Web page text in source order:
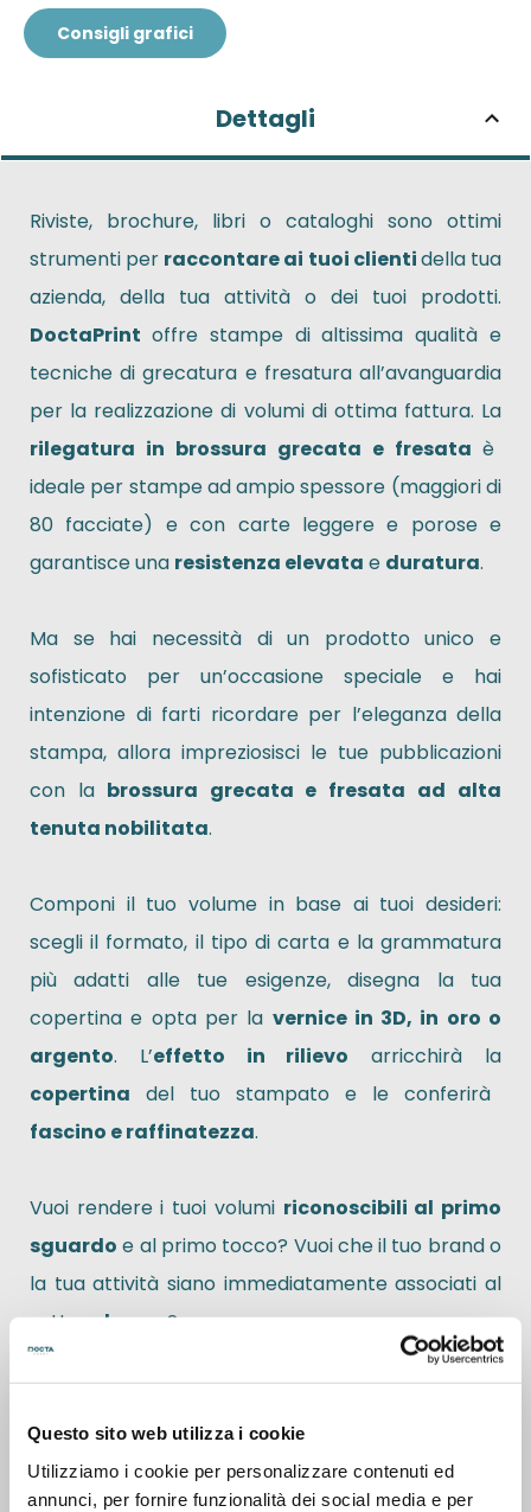
Questo sito web utilizza i cookie
Utilizziamo i cookie per personalizzare contenuti ed
annunci, per fornire funzionalità dei social media e per
Consigli grafici
Dettagli
Riviste, brochure, libri o cataloghi sono ottimi
strumenti per raccontare ai tuoi clientidella tua
azienda, della tua attività o dei tuoi prodotti.
DoctaPrint offre stampe di altissima qualità e
tecniche di grecatura e fresatura all’avanguardia
per la realizzazione di volumi di ottima fattura. La
rilegatura in brossura grecata e fresata è
ideale per stampe ad ampio spessore (maggiori di
80 facciate) e con carte leggere e porose e
garantisce una resistenza elevata e duratura.
Ma se hai necessità di un prodotto unico e
sofisticato per un’occasione speciale e hai
intenzione di farti ricordare per l’eleganza della
stampa, allora impreziosisci le tue pubblicazioni
con labrossura grecata e fresata ad alta
tenuta nobilitata.
Componi il tuo volume in base ai tuoi desideri:
scegli il formato, il tipo di carta e la grammatura
più adatti alle tue esigenze, disegna la tua
copertina e opta per la vernice in 3D, in oro o
argento. L’effetto in rilievo arricchirà la
copertina del tuo stampato e le conferirà
fascino e raffinatezza.
Vuoi rendere i tuoi volumi riconoscibili al primo
sguardo e al primo tocco? Vuoi che il tuo brand o
la tua attività siano immediatamente associati al
settoreluxury?
professionalità, cortesia
prodotti di eccellente finitura ed eleganza. Scegli